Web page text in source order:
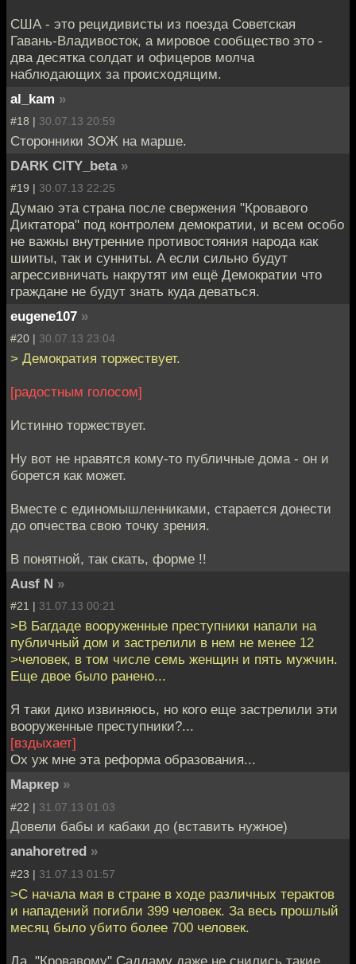
США - это рецидивисты из поезда Советская
Гавань-Владивосток, а мировое сообщество это -
два десятка солдат и офицеров молча
наблюдающих за происходящим.
al_kam »
#18 | 30.07.13 20:59
Сторонники ЗОЖ на марше.
DARK CITY_beta »
#19 | 30.07.13 22:25
Думаю эта страна после свержения "Кровавого
Диктатора" под контролем демократии, и всем особо
не важны внутренние противостояния народа как
шииты, так и сунниты. А если сильно будут
агрессивничать накрутят им ещё Демократии что
граждане не будут знать куда деваться.
eugene107 »
#20 | 30.07.13 23:04
> Демократия торжествует.
[радостным голосом]
Истинно торжествует.
Ну вот не нравятся кому-то публичные дома - он и
борется как может.
Вместе с единомышленниками, старается донести
до опчества свою точку зрения.
В понятной, так скать, форме !!
Ausf N »
#21 | 31.07.13 00:21
>В Багдаде вооруженные преступники напали на
публичный дом и застрелили в нем не менее 12
>человек, в том числе семь женщин и пять мужчин.
Еще двое было ранено...
Я таки дико извиняюсь, но кого еще застрелили эти
вооруженные преступники?...
[вздыхает]
Ох уж мне эта реформа образования...
Маркер »
#22 | 31.07.13 01:03
Довели бабы и кабаки до (вставить нужное)
anahoretred »
#23 | 31.07.13 01:57
>С начала мая в стране в ходе различных терактов
и нападений погибли 399 человек. За весь прошлый
месяц было убито более 700 человек.
Да, "Кровавому" Саддаму даже не снились такие